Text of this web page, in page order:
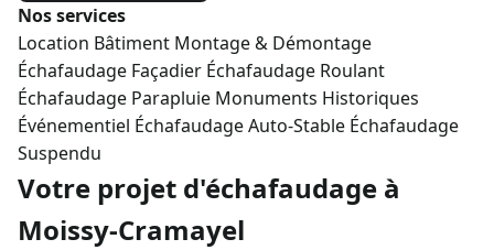
Nos services
Location Bâtiment Montage & Démontage
Échafaudage Façadier Échafaudage Roulant
Échafaudage Parapluie Monuments Historiques
Événementiel Échafaudage Auto-Stable Échafaudage
Suspendu
Votre projet d'échafaudage à
Moissy-Cramayel